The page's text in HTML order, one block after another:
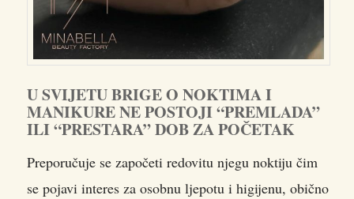
U SVIJETU BRIGE O NOKTIMA I
MANIKURE NE POSTOJI “PREMLADA”
ILI “PRESTARA” DOB ZA POČETAK
Preporučuje se započeti redovitu njegu noktiju čim
se pojavi interes za osobnu ljepotu i higijenu, obično